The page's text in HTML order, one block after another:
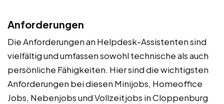
Anforderungen
Die Anforderungen an Helpdesk-Assistenten sind
vielfältig und umfassen sowohl technische als auch
persönliche Fähigkeiten. Hier sind die wichtigsten
Anforderungen bei diesen Minijobs, Homeoffice
Jobs, Nebenjobs und Vollzeitjobs in Cloppenburg